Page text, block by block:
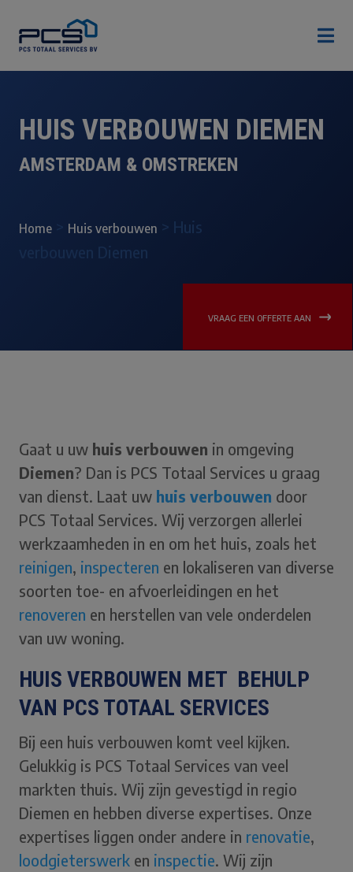

HUIS VERBOUWEN DIEMEN
AMSTERDAM & OMSTREKEN
Home Huis verbouwen > Huis
verbouwen Diemen
VRAAG EEN OFFERTE AAN
Gaat u uw huis verbouwen in omgeving
Diemen? Dan is PCS Totaal Services u graag
van dienst. Laat uw huis verbouwen door
PCS Totaal Services. Wij verzorgen allerlei
werkzaamheden in en om het huis, zoals het
reinigen, inspecteren en lokaliseren van diverse
soorten toe- en afvoerleidingen en het
renoveren en herstellen van vele onderdelen
van uw woning.
HUIS VERBOUWEN MET BEHULP
VAN PCS TOTAAL SERVICES
Bij een huis verbouwen komt veel kijken.
Gelukkig is PCS Totaal Services van veel
markten thuis. Wij zijn gevestigd in regio
Diemen en hebben diverse expertises. Onze
expertises liggen onder andere in renovatie,
loodgieterswerk en inspectie. Wij zijn